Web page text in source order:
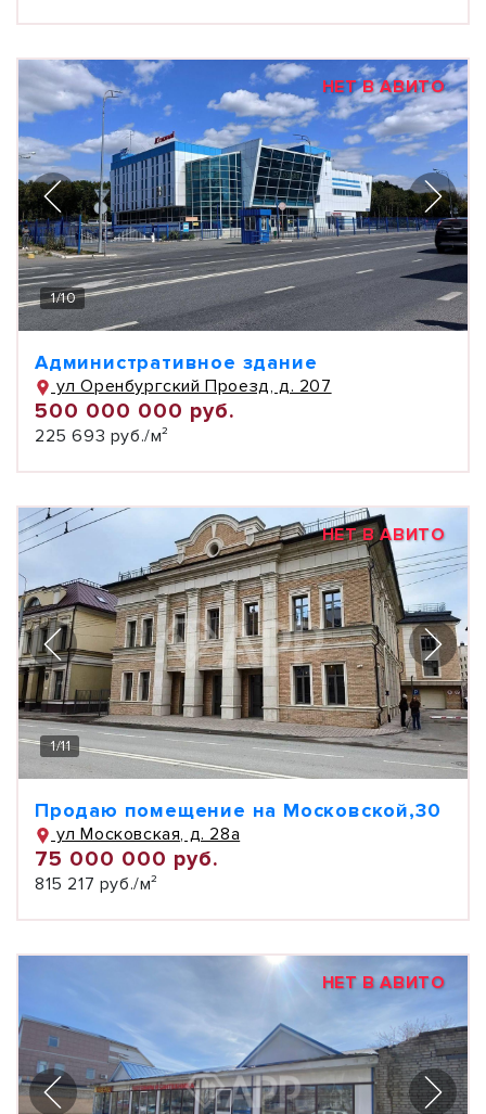
НЕТ В АВИТО
1/10
Административное здание
ул Оренбургский Проезд, д. 207
500 000 000 руб.
225 693 руб./м²
НЕТ В АВИТО
1/11
Продаю помещение на Московской,30
ул Московская, д. 28а
75 000 000 руб.
815 217 руб./м²
НЕТ В АВИТО